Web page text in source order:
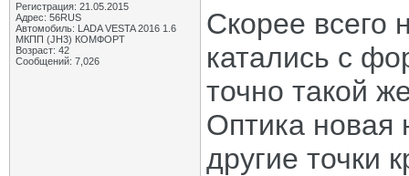
Регистрация: 21.05.2015
Адрес: 56RUS
Автомобиль: LADA VESTA 2016 1.6
МКПП (JH3) КОМФОРТ
Возраст: 42
Сообщений: 7,026
Скорее всего
катались с
точно такой
Оптика новая
другие точки